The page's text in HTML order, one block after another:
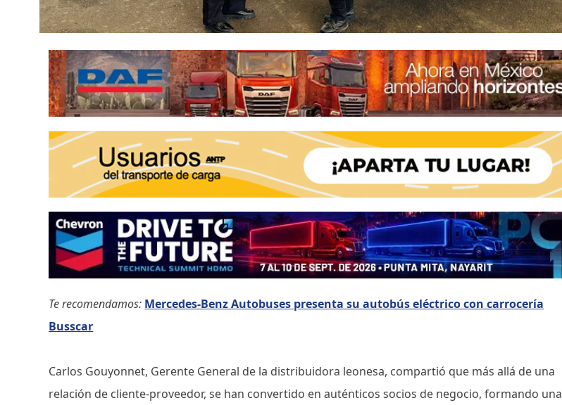
Te recomendamos: Mercedes-Benz Autobuses presenta su autobús eléctrico con carrocería
Busscar
Carlos Gouyonnet, Gerente General de la distribuidora leonesa, compartió que más allá de una
relación de cliente-proveedor, se han convertido en auténticos socios de negocio, formando una